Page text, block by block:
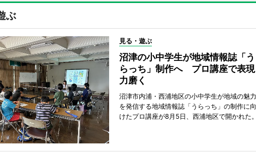
ぶ
見る・遊ぶ
沼津の小中学生が地域情報誌「う
らっち」制作へ プロ講座で表現
力磨く
沼津市内浦・西浦地区の小中学生が地域の魅力
を発信する地域情報誌「うらっち」の制作に向
けたプロ講座が8月5日、西浦地区で開かれた。